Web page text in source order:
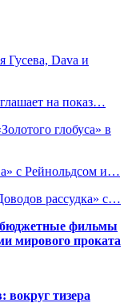
Dava и
на показ…
глобуса» в
с Рейнольдсом и…
рассудка» с…
фильмы
мирового проката
тизера